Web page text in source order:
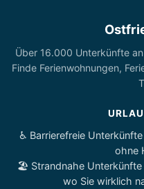
Über 16.000 Unterkünfte
Finde Ferienwohnungen,
♿ Barrierefreie
ohne
🏖️ Strandnahe Unterkünfte
wo Sie wirklich